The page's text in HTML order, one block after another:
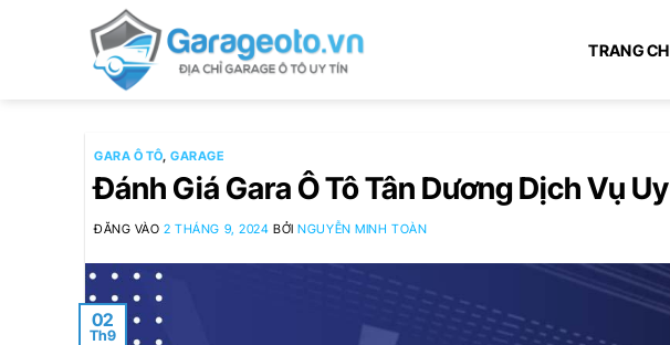
TRANG
GARA Ô TÔ,GARAGE
Đánh Giá Gara Ô Tô Tân Dương Dịch Vụ
ĐĂNG VÀO2 THÁNG 9, 2024 BỞINGUYỄN MINH TOÀN
02
Th9